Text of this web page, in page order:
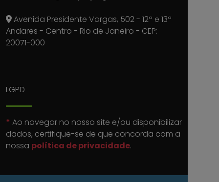
Avenida Presidente Vargas, 502 - 12º e 13º
Andares - Centro - Rio de Janeiro - CEP:
20071-000
LGPD
* Ao navegar no nosso site e/ou disponibilizar
dados, certifique-se de que concorda com a
nossa política de privacidade.